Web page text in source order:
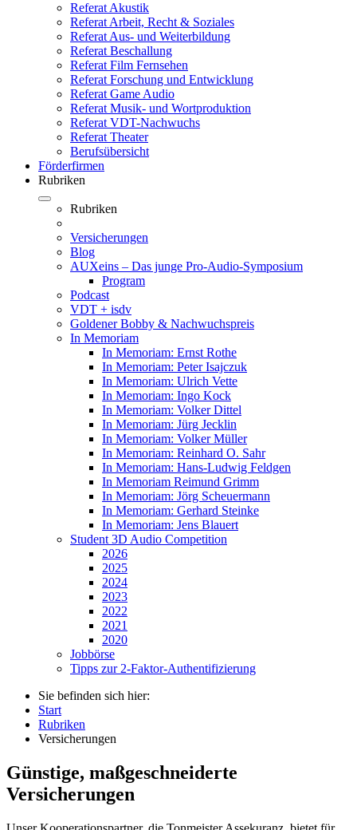
Referat Akustik
Referat Arbeit, Recht & Soziales
Referat Aus- und Weiterbildung
Referat Beschallung
Referat Film Fernsehen
Referat Forschung und Entwicklung
Referat Game Audio
Referat Musik- und Wortproduktion
Referat VDT-Nachwuchs
Referat Theater
Berufsübersicht
Förderfirmen
Rubriken
Rubriken
Versicherungen
Blog
AUXeins – Das junge Pro-Audio-Symposium
Program
Podcast
VDT + isdv
Goldener Bobby & Nachwuchspreis
In Memoriam
In Memoriam: Ernst Rothe
In Memoriam: Peter Isajczuk
In Memoriam: Ulrich Vette
In Memoriam: Ingo Kock
In Memoriam: Volker Dittel
In Memoriam: Jürg Jecklin
In Memoriam: Volker Müller
In Memoriam: Reinhard O. Sahr
In Memoriam: Hans-Ludwig Feldgen
In Memoriam Reimund Grimm
In Memoriam: Jörg Scheuermann
In Memoriam: Gerhard Steinke
In Memoriam: Jens Blauert
Student 3D Audio Competition
2026
2025
2024
2023
2022
2021
2020
Jobbörse
Tipps zur 2-Faktor-Authentifizierung
Sie befinden sich hier:
Start
Rubriken
Versicherungen
Günstige, maßgeschneiderte
Versicherungen